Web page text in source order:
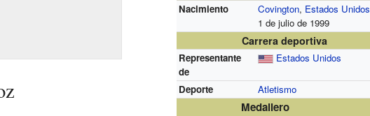
Nacimiento Covington, Estados Unidos
1 de julio de 1999
Carrera deportiva
Representante
de
Estados Unidos
Deporte Atletismo
Medallero